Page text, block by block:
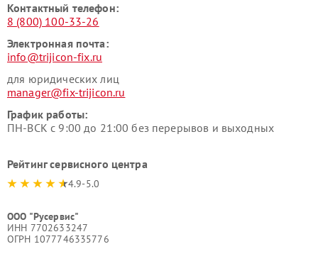
Контактный телефон:
8 (800) 100-33-26
Электронная почта:
info@trijicon-fix.ru
для юридических лиц
manager@fix-trijicon.ru
График работы:
ПН-ВСК с 9:00 до 21:00 без перерывов и выходных
Рейтинг сервисного центра
4.9-5.0
ООО "Русервис"
ИНН 7702633247
ОГРН 1077746335776